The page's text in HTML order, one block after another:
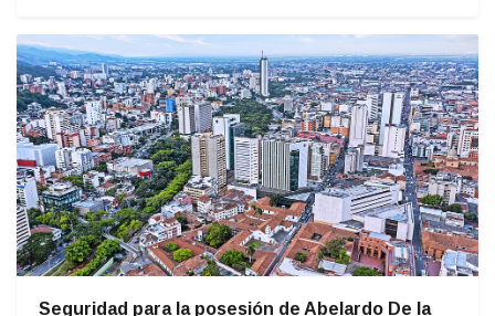
Seguridad para la posesión de Abelardo De la